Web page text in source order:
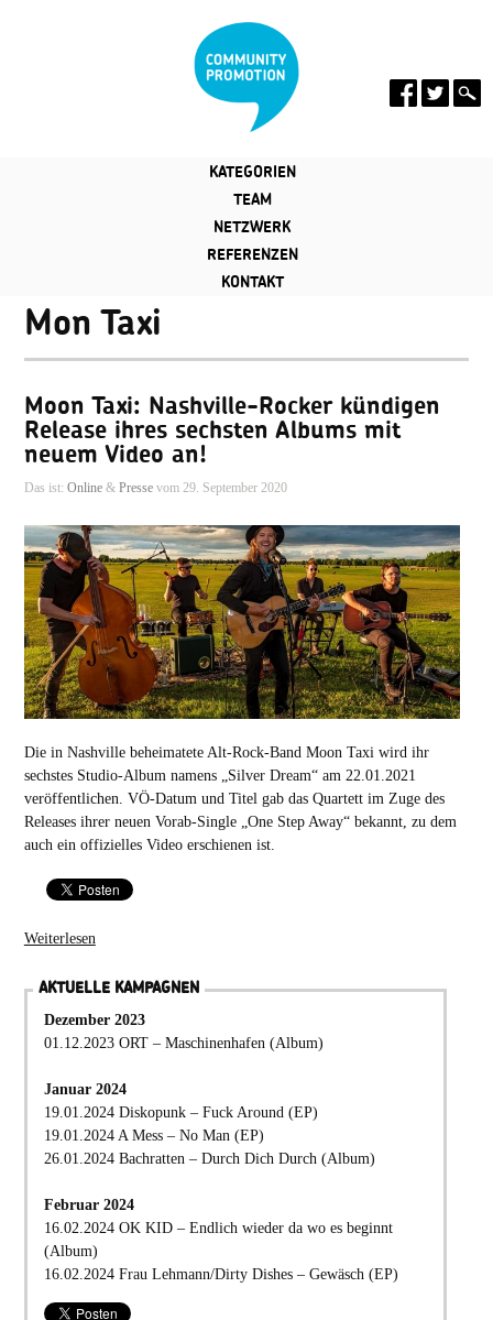
KATEGORIEN
TEAM
NETZWERK
REFERENZEN
KONTAKT
Mon Taxi
Moon Taxi: Nashville-Rocker kündigen
Release ihres sechsten Albums mit
neuem Video an!
Das ist: Online& Pressevom 29. September 2020
Die in Nashville beheimatete Alt-Rock-Band Moon Taxi wird ihr
sechstes Studio-Album namens „Silver Dream“ am 22.01.2021
veröffentlichen. VÖ-Datum und Titel gab das Quartett im Zuge des
Releases ihrer neuen Vorab-Single „One Step Away“ bekannt, zu dem
auch ein offizielles Video erschienen ist.
Weiterlesen
AKTUELLE KAMPAGNEN
Dezember 2023
01.12.2023 ORT – Maschinenhafen (Album)
Januar 2024
19.01.2024 Diskopunk – Fuck Around (EP)
19.01.2024 A Mess – No Man (EP)
26.01.2024 Bachratten – Durch Dich Durch (Album)
Februar 2024
16.02.2024 OK KID – Endlich wieder da wo es beginnt
(Album)
16.02.2024 Frau Lehmann/Dirty Dishes – Gewäsch (EP)